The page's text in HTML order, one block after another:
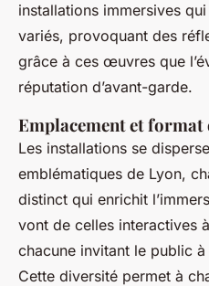
installations immersives
variés, provoquant des
grâce à ces œuvres que
réputation d’avant-garde.
Emplacement et
Les installations se
emblématiques de Lyon,
distinct qui enrichit
vont de celles interactives
chacune invitant le public
Cette diversité permet à